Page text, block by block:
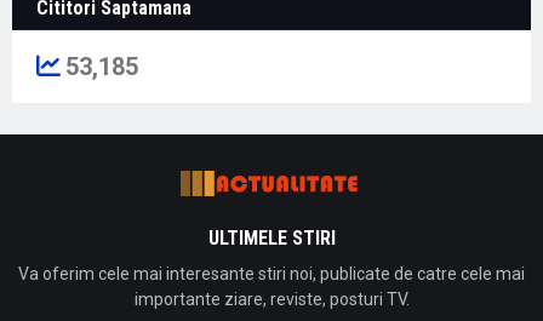
Cititori Saptamana
53,185
ULTIMELE STIRI
Va oferim cele mai interesante stiri noi, publicate de catre cele mai
importante ziare, reviste, posturi TV.